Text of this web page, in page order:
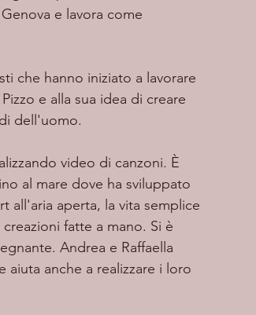
e lavora come
che hanno iniziato a lavorare
e alla sua idea di creare
dell'uomo.
al mare dove ha sviluppato
all'aria aperta, la vita semplice
fatte a mano. Si è
Andrea e Raffaella
aiuta anche a realizzare i loro